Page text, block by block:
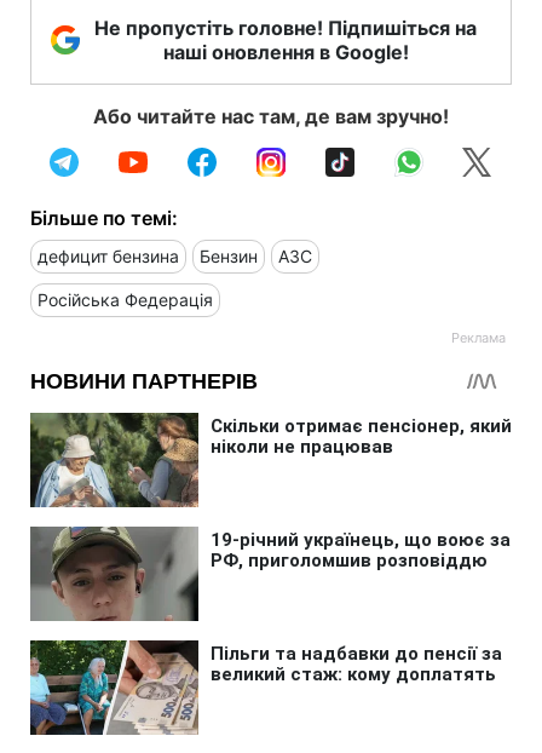
Не пропустіть головне! Підпишіться на
наші оновлення в Google!
Або читайте нас там, де вам зручно!
Більше по темі:
дефицит бензина Бензин АЗС
Російська Федерація